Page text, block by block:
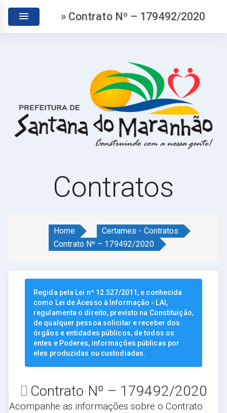
» Contrato Nº – 179492/2020
Contratos
Home
Certames - Contratos
Contrato Nº – 179492/2020
Regida pela Lei nº 12.527/2011, e conhecida
como Lei de Acesso à Informação - LAI,
regulamenta o direito, previsto na Constituição,
de qualquer pessoa solicitar e receber dos
órgãos e entidades públicos, de todos os
entes e Poderes, informações públicas por
eles produzidas ou custodiadas.
Contrato Nº – 179492/2020
Acompanhe as informações sobre o Contrato